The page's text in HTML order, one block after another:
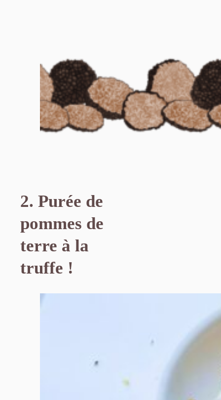
2. Purée de
pommes de
terre à la
truffe !